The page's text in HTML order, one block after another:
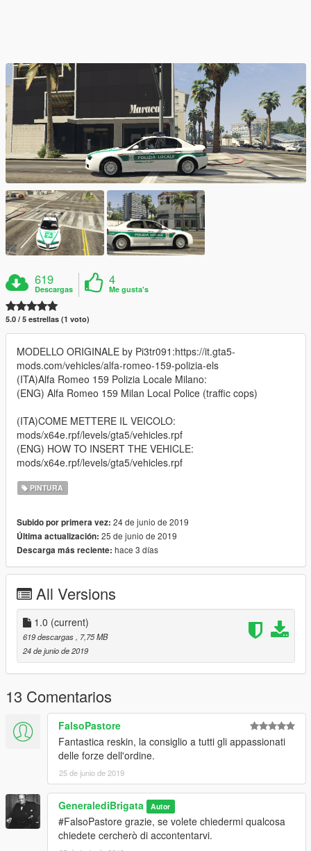
619
Descargas
4
Me gusta's
5.0 / 5 estrellas (1 voto)
MODELLO ORIGINALE by Pi3tr091:https://it.gta5-
mods.com/vehicles/alfa-romeo-159-polizia-els
(ITA)Alfa Romeo 159 Polizia Locale Milano:
(ENG) Alfa Romeo 159 Milan Local Police (traffic cops)
(ITA)COME METTERE IL VEICOLO:
mods/x64e.rpf/levels/gta5/vehicles.rpf
(ENG) HOW TO INSERT THE VEHICLE:
mods/x64e.rpf/levels/gta5/vehicles.rpf
PINTURA
Subido por primera vez: 24 de junio de 2019
Última actualización: 25 de junio de 2019
Descarga más reciente: hace 3 días
All Versions
1.0 (current)
619 descargas
, 7,75 MB
24 de junio de 2019
13 Comentarios
FalsoPastore
Fantastica reskin, la consiglio a tutti gli appassionati
delle forze dell'ordine.
25 de junio de 2019
GeneralediBrigata Autor
#FalsoPastore grazie, se volete chiedermi qualcosa
chiedete cercherò di accontentarvi.